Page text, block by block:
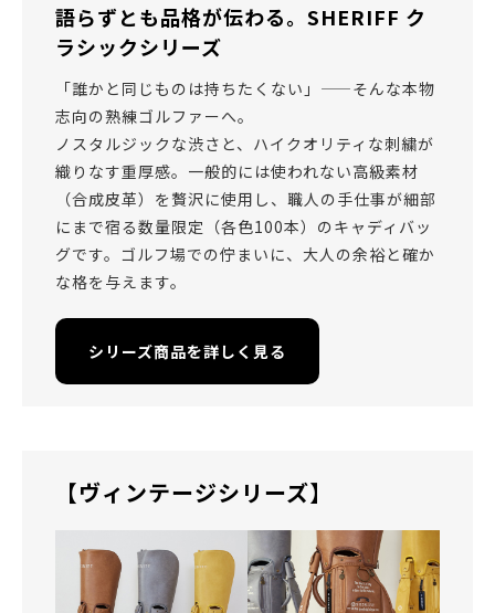
語らずとも品格が伝わる。SHERIFF ク
ラシックシリーズ
「誰かと同じものは持ちたくない」——そんな本物
志向の熟練ゴルファーへ。
ノスタルジックな渋さと、ハイクオリティな刺繍が
織りなす重厚感。一般的には使われない高級素材
（合成皮革）を贅沢に使用し、職人の手仕事が細部
にまで宿る数量限定（各色100本）のキャディバッ
グです。ゴルフ場での佇まいに、大人の余裕と確か
な格を与えます。
シリーズ商品を詳しく見る
【ヴィンテージシリーズ】